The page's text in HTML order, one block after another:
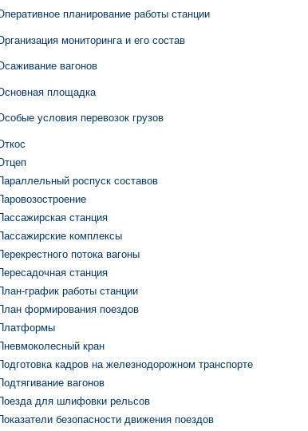
планирование работы станции
мониторинга и его состав
вагонов
площадка
условия перевозок грузов
роспуск составов
станция
комплексы
потока вагоны
станция
график работы станции
формирования поездов
кран
кадров на железнодорожном транспорте
вагонов
для шлифовки рельсов
безопасности движения поездов